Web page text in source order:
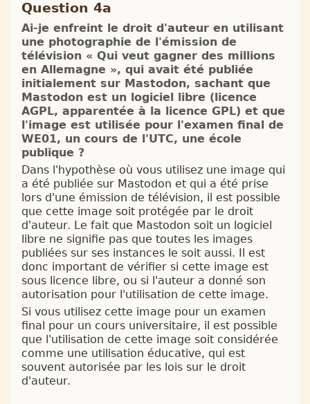
Question 4a
Ai-je enfreint le droit d'auteur en utilisant
une photographie de l'émission de
télévision « Qui veut gagner des millions
en Allemagne », qui avait été publiée
initialement sur Mastodon, sachant que
Mastodon est un logiciel libre (licence
AGPL, apparentée à la licence GPL) et que
l'image est utilisée pour l'examen final de
WE01, un cours de l'UTC, une école
publique ?
Dans l'hypothèse où vous utilisez une image qui
a été publiée sur Mastodon et qui a été prise
lors d'une émission de télévision, il est possible
que cette image soit protégée par le droit
d'auteur. Le fait que Mastodon soit un logiciel
libre ne signifie pas que toutes les images
publiées sur ses instances le soit aussi. Il est
donc important de vérifier si cette image est
sous licence libre, ou si l'auteur a donné son
autorisation pour l'utilisation de cette image.
Si vous utilisez cette image pour un examen
final pour un cours universitaire, il est possible
que l'utilisation de cette image soit considérée
comme une utilisation éducative, qui est
souvent autorisée par les lois sur le droit
d'auteur.